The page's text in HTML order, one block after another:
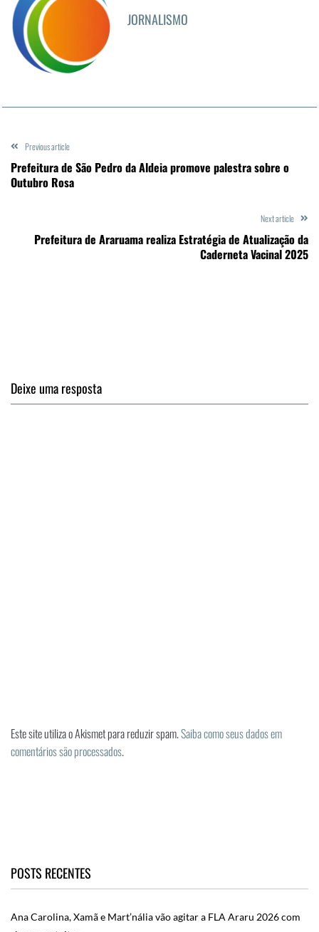
JORNALISMO
Previous article
Prefeitura de São Pedro da Aldeia promove palestra sobre o
Outubro Rosa
Next article
Prefeitura de Araruama realiza Estratégia de Atualização da
Caderneta Vacinal 2025
Deixe uma resposta
Este site utiliza o Akismet para reduzir spam.Saiba como seus dados em
comentários são processados.
POSTS RECENTES
Ana Carolina, Xamã e Mart’nália vão agitar a FLA Araru 2026 com